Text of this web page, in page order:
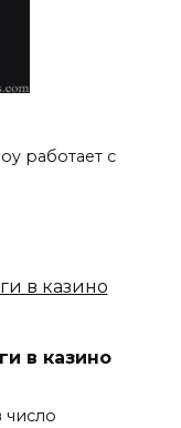
работает с
в казино
число